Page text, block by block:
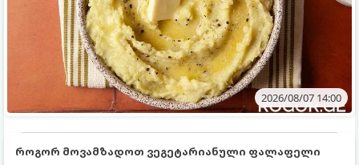
2026/08/07 14:00
როგორ მოვამზადოთ ვეგეტარიანული ფალაფელი